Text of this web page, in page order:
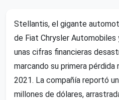
Stellantis, el gigante
de Fiat Chrysler Automobiles
unas cifras financieras
marcando su primera
2021. La compañía reportó
millones de dólares,